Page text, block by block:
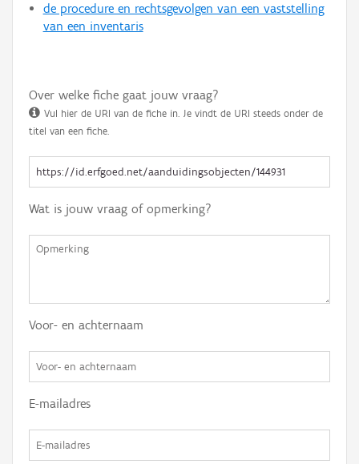
de procedure en rechtsgevolgen van een vaststelling
van een inventaris
Over welke fiche gaat jouw vraag?
Vul hier de URI van de fiche in. Je vindt de URI steeds onder de
titel van een fiche.
Wat is jouw vraag of opmerking?
Voor- en achternaam
E-mailadres